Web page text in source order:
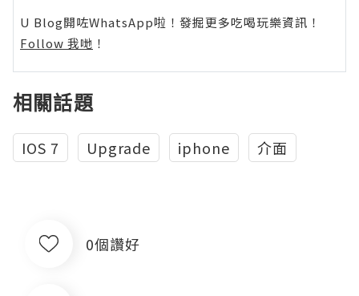
U Blog開咗WhatsApp啦！發掘更多吃喝玩樂資訊！
Follow 我哋 ！
相關話題
IOS 7 Upgrade iphone 介面
0個讚好